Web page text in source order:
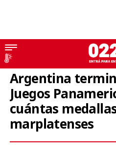
Asunción 2025
Argentina
Juegos
cuántas
marplatenses